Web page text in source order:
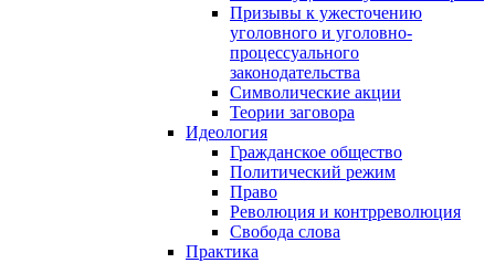
Призывы к ужесточению
уголовного и уголовно-
процессуального
законодательства
Символические акции
Теории заговора
Идеология
Гражданское общество
Политический режим
Право
Революция и контрреволюция
Свобода слова
Практика